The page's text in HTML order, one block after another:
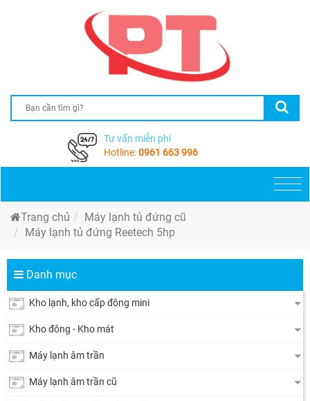
Tư vấn miễn phí
Hotline:0961 663 996
Trang chủ
Máy lạnh tủ đứng cũ
Máy lạnh tủ đứng Reetech 5hp
Danh mục
Kho lạnh, kho cấp đông mini
Kho đông - Kho mát
Máy lạnh âm trần
Máy lạnh âm trần cũ